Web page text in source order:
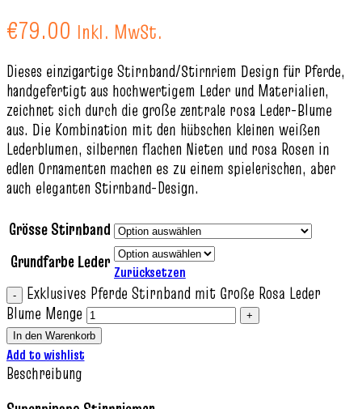
€79.00 Inkl. MwSt.
Dieses einzigartige Stirnband/Stirnriem Design für Pferde,
handgefertigt aus hochwertigem Leder und Materialien,
zeichnet sich durch die große zentrale rosa Leder-Blume
aus. Die Kombination mit den hübschen kleinen weißen
Lederblumen, silbernen flachen Nieten und rosa Rosen in
edlen Ornamenten machen es zu einem spielerischen, aber
auch eleganten Stirnband-Design.
Grösse Stirnband
Grundfarbe Leder Zurücksetzen
Exklusives Pferde Stirnband mit Große Rosa Leder
Blume Menge
In den Warenkorb
Add to wishlist
Beschreibung